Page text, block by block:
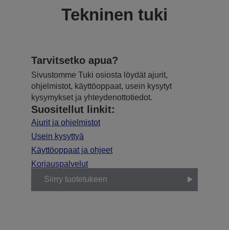
Tekninen tuki
Tarvitsetko apua?
Sivustomme Tuki osiosta löydät ajurit,
ohjelmistot, käyttöoppaat, usein kysytyt
kysymykset ja yhteydenottotiedot.
Suositellut linkit:
Ajurit ja ohjelmistot
Usein kysyttyä
Käyttöoppaat ja ohjeet
Korjauspalvelut
Siirry tuotetukeen